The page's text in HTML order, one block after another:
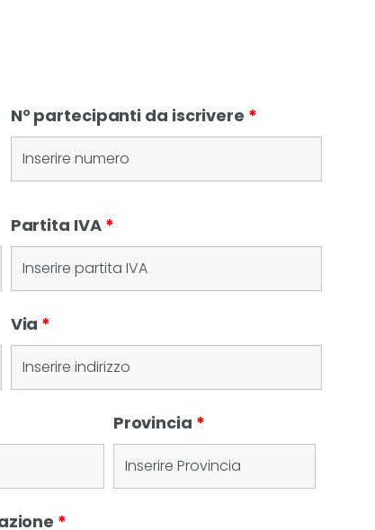
N° partecipanti da iscrivere *
Partita IVA *
Via *
Provincia *
*